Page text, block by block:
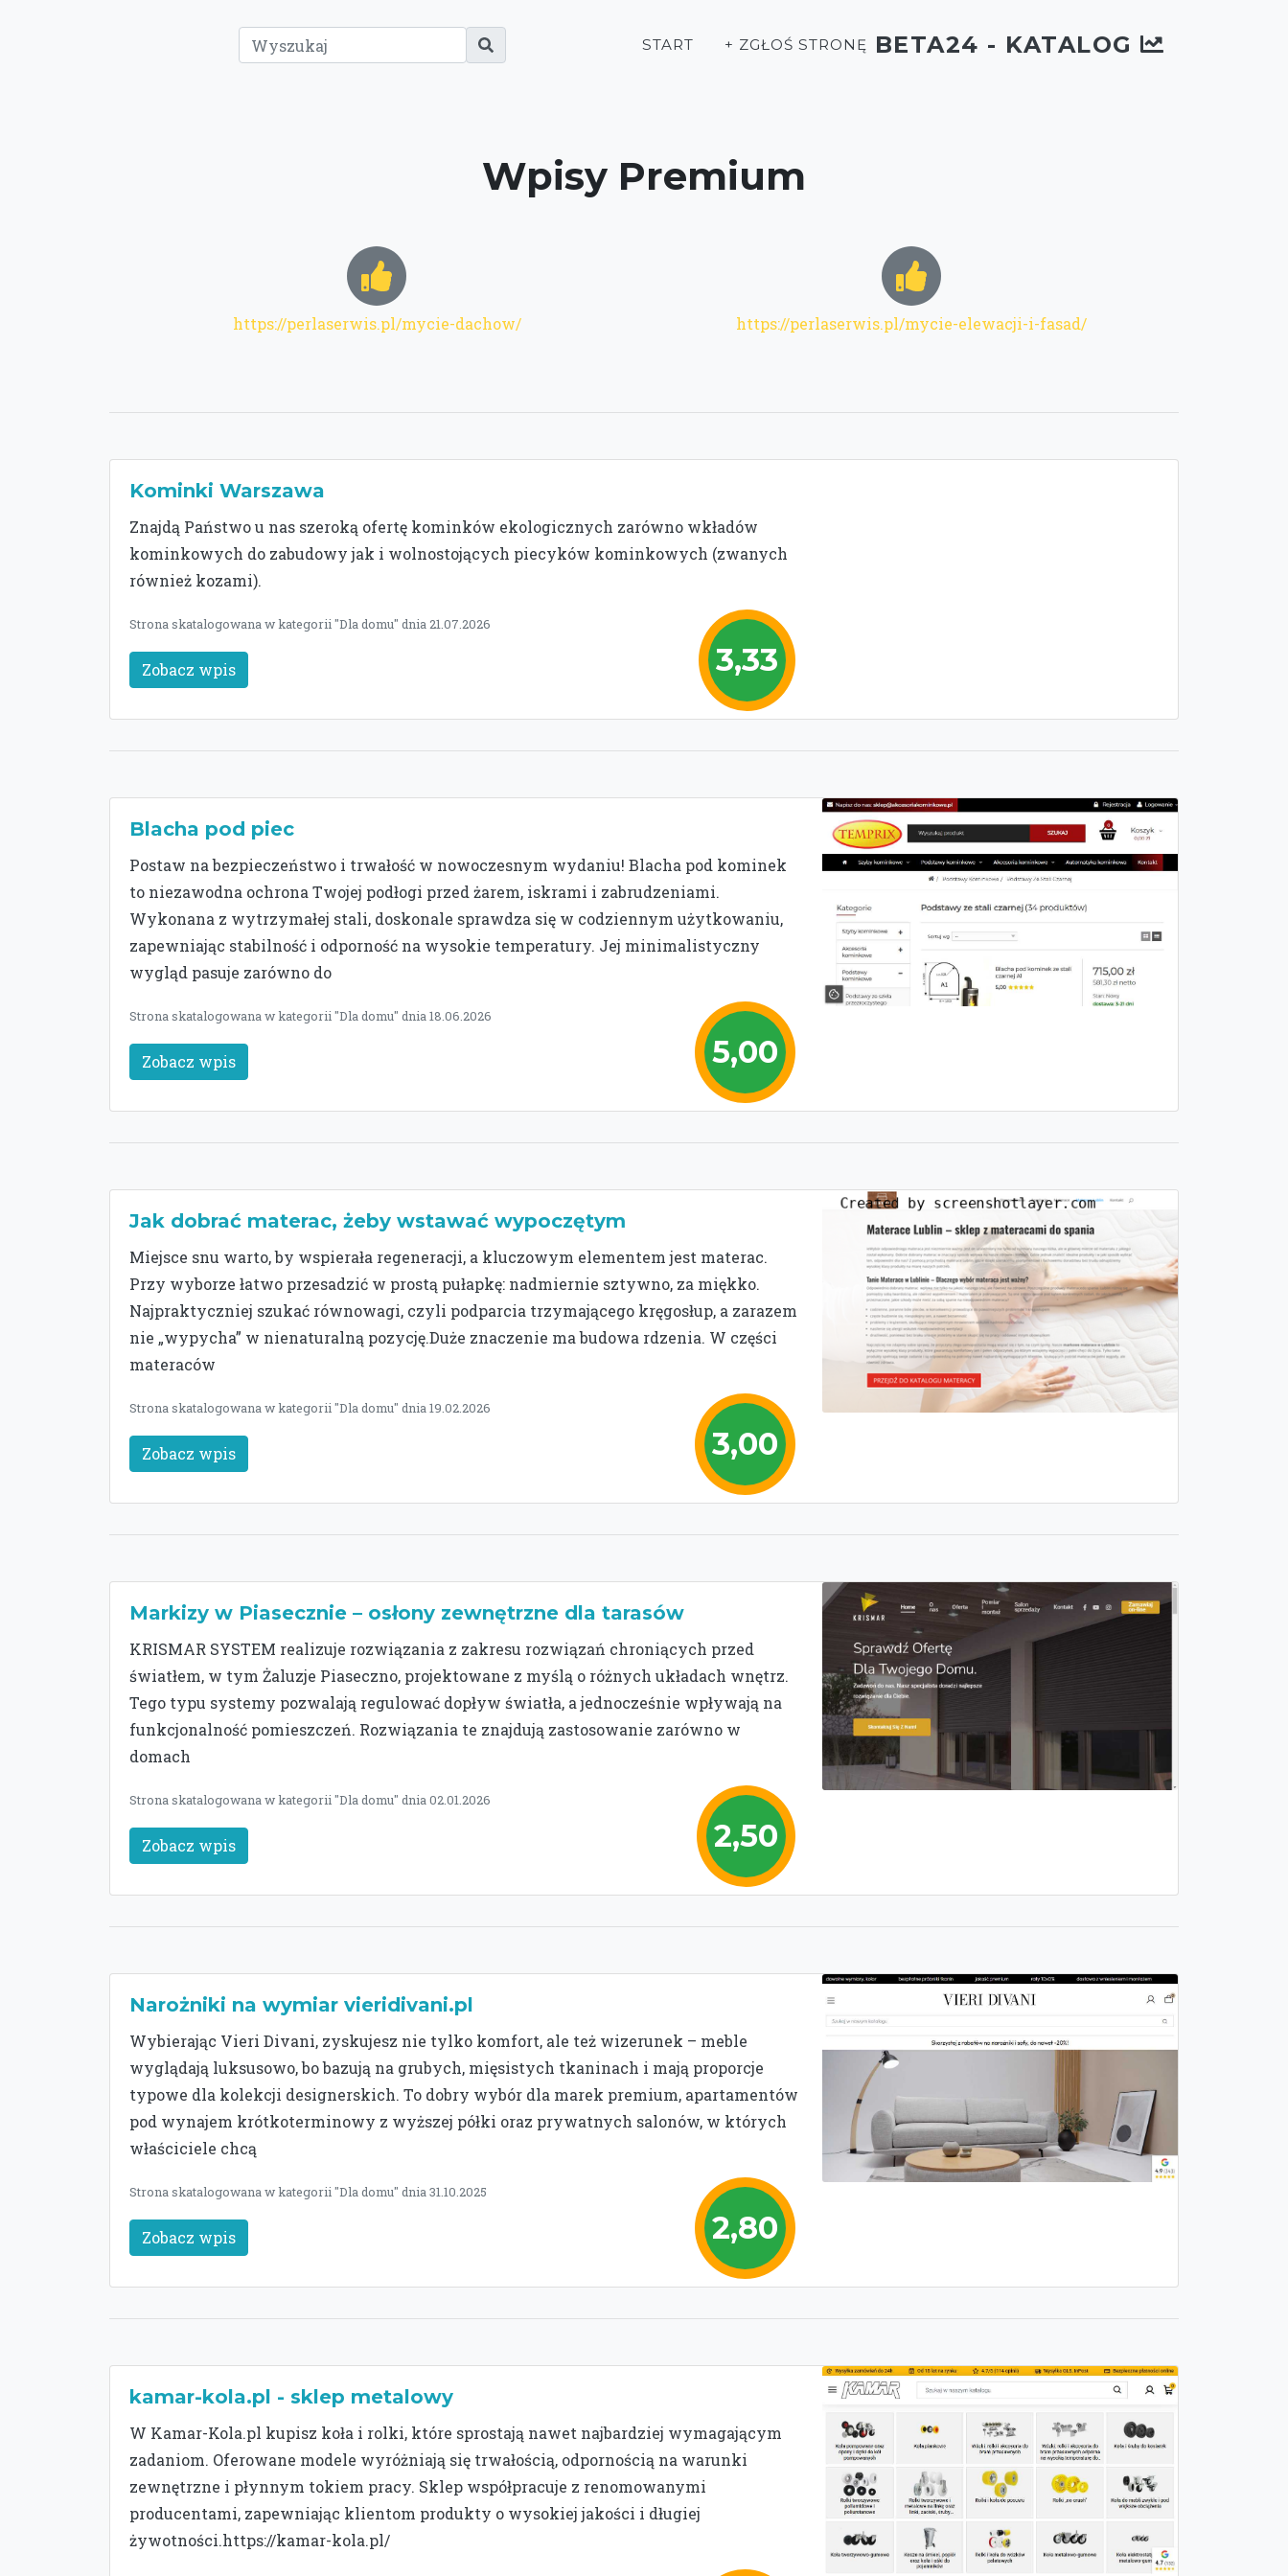
START + ZGŁOŚ STRONĘ BETA24 - KATALOG
Wpisy Premium
https://perlaserwis.pl/mycie-dachow/ https://perlaserwis.pl/mycie-elewacji-i-fasad/
Kominki Warszawa
Znajdą Państwo u nas szeroką ofertę kominków ekologicznych zarówno wkładów
kominkowych do zabudowy jak i wolnostojących piecyków kominkowych (zwanych
również kozami).
3,33
Strona skatalogowana w kategorii "Dla domu" dnia 21.07.2026
Zobacz wpis
Blacha pod piec
Postaw na bezpieczeństwo i trwałość w nowoczesnym wydaniu! Blacha pod kominek
to niezawodna ochrona Twojej podłogi przed żarem, iskrami i zabrudzeniami.
Wykonana z wytrzymałej stali, doskonale sprawdza się w codziennym użytkowaniu,
zapewniając stabilność i odporność na wysokie temperatury. Jej minimalistyczny
wygląd pasuje zarówno do
5,00
Strona skatalogowana w kategorii "Dla domu" dnia 18.06.2026
Zobacz wpis
Jak dobrać materac, żeby wstawać wypoczętym
Miejsce snu warto, by wspierała regeneracji, a kluczowym elementem jest materac.
Przy wyborze łatwo przesadzić w prostą pułapkę: nadmiernie sztywno, za miękko.
Najpraktyczniej szukać równowagi, czyli podparcia trzymającego kręgosłup, a zarazem
nie „wypycha” w nienaturalną pozycję.Duże znaczenie ma budowa rdzenia. W części
materaców
3,00
Strona skatalogowana w kategorii "Dla domu" dnia 19.02.2026
Zobacz wpis
Markizy w Piasecznie – osłony zewnętrzne dla tarasów
KRISMAR SYSTEM realizuje rozwiązania z zakresu rozwiązań chroniących przed
światłem, w tym Żaluzje Piaseczno, projektowane z myślą o różnych układach wnętrz.
Tego typu systemy pozwalają regulować dopływ światła, a jednocześnie wpływają na
funkcjonalność pomieszczeń. Rozwiązania te znajdują zastosowanie zarówno w
domach
2,50
Strona skatalogowana w kategorii "Dla domu" dnia 02.01.2026
Zobacz wpis
Narożniki na wymiar vieridivani.pl
Wybierając Vieri Divani, zyskujesz nie tylko komfort, ale też wizerunek – meble
wyglądają luksusowo, bo bazują na grubych, mięsistych tkaninach i mają proporcje
typowe dla kolekcji designerskich. To dobry wybór dla marek premium, apartamentów
pod wynajem krótkoterminowy z wyższej półki oraz prywatnych salonów, w których
właściciele chcą
2,80
Strona skatalogowana w kategorii "Dla domu" dnia 31.10.2025
Zobacz wpis
kamar-kola.pl - sklep metalowy
W Kamar-Kola.pl kupisz koła i rolki, które sprostają nawet najbardziej wymagającym
zadaniom. Oferowane modele wyróżniają się trwałością, odpornością na warunki
zewnętrzne i płynnym tokiem pracy. Sklep współpracuje z renomowanymi
producentami, zapewniając klientom produkty o wysokiej jakości i długiej
żywotności.https://kamar-kola.pl/